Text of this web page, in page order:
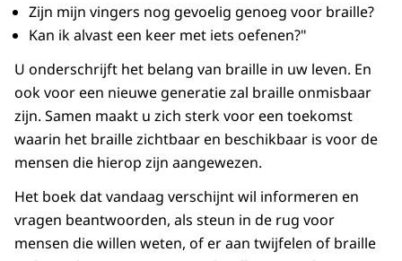
Zijn mijn vingers nog gevoelig genoeg voor braille?
Kan ik alvast een keer met iets oefenen?"
U onderschrijft het belang van braille in uw leven. En
ook voor een nieuwe generatie zal braille onmisbaar
zijn. Samen maakt u zich sterk voor een toekomst
waarin het braille zichtbaar en beschikbaar is voor de
mensen die hierop zijn aangewezen.
Het boek dat vandaag verschijnt wil informeren en
vragen beantwoorden, als steun in de rug voor
mensen die willen weten, of er aan twijfelen of braille